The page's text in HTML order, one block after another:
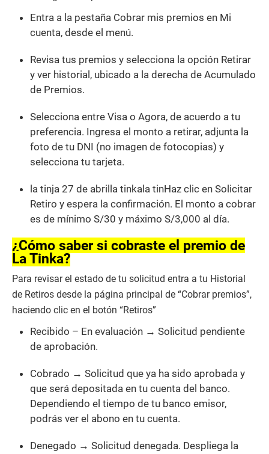
Entra a la pestaña Cobrar mis premios en Mi
cuenta, desde el menú.
Revisa tus premios y selecciona la opción Retirar
y ver historial, ubicado a la derecha de Acumulado
de Premios.
Selecciona entre Visa o Agora, de acuerdo a tu
preferencia. Ingresa el monto a retirar, adjunta la
foto de tu DNI (no imagen de fotocopias) y
selecciona tu tarjeta.
la tinja 27 de abrilla tinkala tinHaz clic en Solicitar
Retiro y espera la confirmación. El monto a cobrar
es de mínimo S/30 y máximo S/3,000 al día.
¿Cómo saber si cobraste el premio de
La Tinka?
Para revisar el estado de tu solicitud entra a tu Historial
de Retiros desde la página principal de “Cobrar premios”,
haciendo clic en el botón “Retiros”
Recibido – En evaluación → Solicitud pendiente
de aprobación.
Cobrado → Solicitud que ya ha sido aprobada y
que será depositada en tu cuenta del banco.
Dependiendo el tiempo de tu banco emisor,
podrás ver el abono en tu cuenta.
Denegado → Solicitud denegada. Despliega la